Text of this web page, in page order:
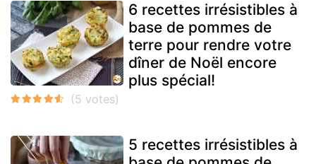
6 recettes irrésistibles à
base de pommes de
terre pour rendre votre
dîner de Noël encore
plus spécial!
5 recettes irrésistibles à